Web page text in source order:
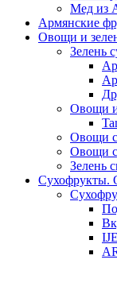
Мед из
Армянские
Овощи и
Зелень
Овощи и
Овощи
Овощи
Зелень
Сухофрукты.